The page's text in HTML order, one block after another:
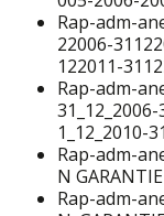
Rap-adm-
22006-
122011-
Rap-adm-
1_12_2010-
Rap-adm-
N
Rap-adm-